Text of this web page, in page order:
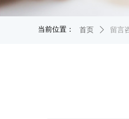
当前位置： 首页 ꄲ 留言